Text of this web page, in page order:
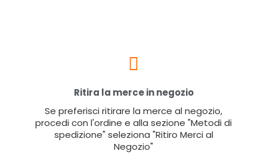
Ritira la merce in negozio
Se preferisci ritirare la merce al negozio,
procedi con l'ordine e alla sezione "Metodi di
spedizione" seleziona "Ritiro Merci al
Negozio"